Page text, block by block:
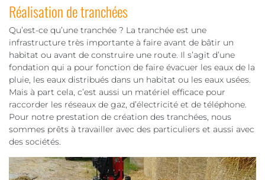
Réalisation de tranchées
Qu’est-ce qu’une tranchée ? La tranchée est une
infrastructure très importante à faire avant de bâtir un
habitat ou avant de construire une route. Il s’agit d’une
fondation qui a pour fonction de faire évacuer les eaux de la
pluie, les eaux distribués dans un habitat ou les eaux usées.
Mais à part cela, c’est aussi un matériel efficace pour
raccorder les réseaux de gaz, d’électricité et de téléphone.
Pour notre prestation de création des tranchées, nous
sommes prêts à travailler avec des particuliers et aussi avec
des sociétés.